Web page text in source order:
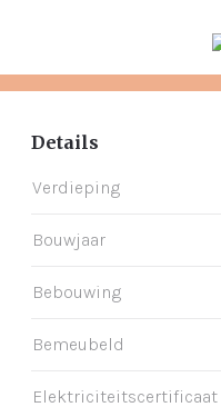
Details
Verdieping
Bouwjaar
Bebouwing
Bemeubeld
Elektriciteitscertificaat